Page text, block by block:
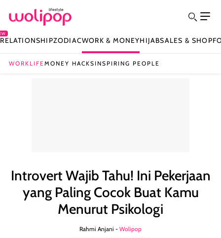
RELATIONSHIPZODIACWORK & MONEYHIJABSALES & SHOP
WORKLIFEMONEY HACKS INSPIRING PEOPLE
Introvert Wajib Tahu! Ini Pekerjaan
yang Paling Cocok Buat Kamu
Menurut Psikologi
Rahmi Anjani - Wolipop